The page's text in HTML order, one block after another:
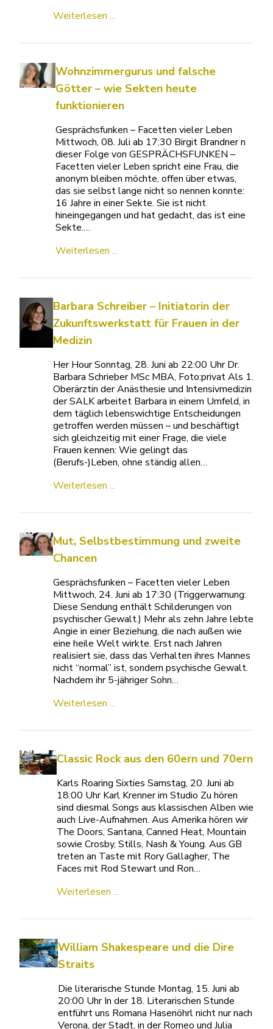
Weiterlesen ...
Wohnzimmergurus und falsche
Götter – wie Sekten heute
funktionieren
Gesprächsfunken – Facetten vieler Leben
Mittwoch, 08. Juli ab 17:30 Birgit Brandner n
dieser Folge von GESPRÄCHSFUNKEN –
Facetten vieler Leben spricht eine Frau, die
anonym bleiben möchte, offen über etwas,
das sie selbst lange nicht so nennen konnte:
16 Jahre in einer Sekte. Sie ist nicht
hineingegangen und hat gedacht, das ist eine
Sekte.…
Weiterlesen ...
Barbara Schreiber – Initiatorin der
Zukunftswerkstatt für Frauen in der
Medizin
Her Hour Sonntag, 28. Juni ab 22:00 Uhr Dr.
Barbara Schrieber MSc MBA, Foto:privat Als 1.
Oberärztin der Anästhesie und Intensivmedizin
der SALK arbeitet Barbara in einem Umfeld, in
dem täglich lebenswichtige Entscheidungen
getroffen werden müssen – und beschäftigt
sich gleichzeitig mit einer Frage, die viele
Frauen kennen: Wie gelingt das
(Berufs-)Leben, ohne ständig allen…
Weiterlesen ...
Mut, Selbstbestimmung und zweite
Chancen
Gesprächsfunken – Facetten vieler Leben
Mittwoch, 24. Juni ab 17:30 (Triggerwarnung:
Diese Sendung enthält Schilderungen von
psychischer Gewalt.) Mehr als zehn Jahre lebte
Angie in einer Beziehung, die nach außen wie
eine heile Welt wirkte. Erst nach Jahren
realisiert sie, dass das Verhalten ihres Mannes
nicht “normal” ist, sondern psychische Gewalt.
Nachdem ihr 5-jähriger Sohn…
Weiterlesen ...
Classic Rock aus den 60ern und 70ern
Karls Roaring Sixties Samstag, 20. Juni ab
18:00 Uhr Karl Krenner im Studio Zu hören
sind diesmal Songs aus klassischen Alben wie
auch Live-Aufnahmen. Aus Amerika hören wir
The Doors, Santana, Canned Heat, Mountain
sowie Crosby, Stills, Nash & Young. Aus GB
treten an Taste mit Rory Gallagher, The
Faces mit Rod Stewart und Ron…
Weiterlesen ...
William Shakespeare und die Dire
Straits
Die literarische Stunde Montag, 15. Juni ab
20:00 Uhr In der 18. Literarischen Stunde
entführt uns Romana Hasenöhrl nicht nur nach
Verona, der Stadt, in der Romeo und Julia